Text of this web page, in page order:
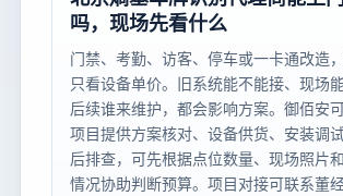
吗，现场先看什么
门禁、考勤、访客、停车或一卡通改造
只看设备单价。旧系统能不能接、现场能
后续谁来维护，都会影响方案。御佰安
项目提供方案核对、设备供货、安装调
后排查，可先根据点位数量、现场照片
情况协助判断预算。项目对接可联系董经